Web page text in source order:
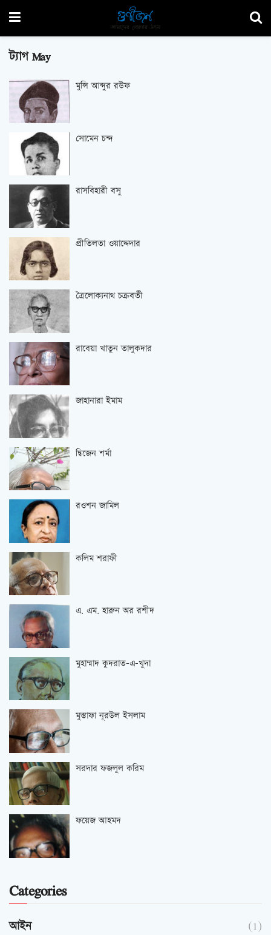
ট্যাগMay
মুন্সি আব্দুর রউফ
সোমেন চন্দ
রাসবিহারী বসু
প্রীতিলতা ওয়াদ্দেদার
ত্রৈলোক্যনাথ চক্রবর্তী
রাবেয়া খাতুন তালুকদার
জাহানারা ইমাম
দ্বিজেন শর্মা
রওশন জামিল
কলিম শরাফী
এ. এম. হারুন অর রশীদ
মুহাম্মাদ কুদরাত-এ-খুদা
মুস্তাফা নূরউল ইসলাম
সরদার ফজলুল করিম
ফয়েজ আহমদ
Categories
আইন
(1)